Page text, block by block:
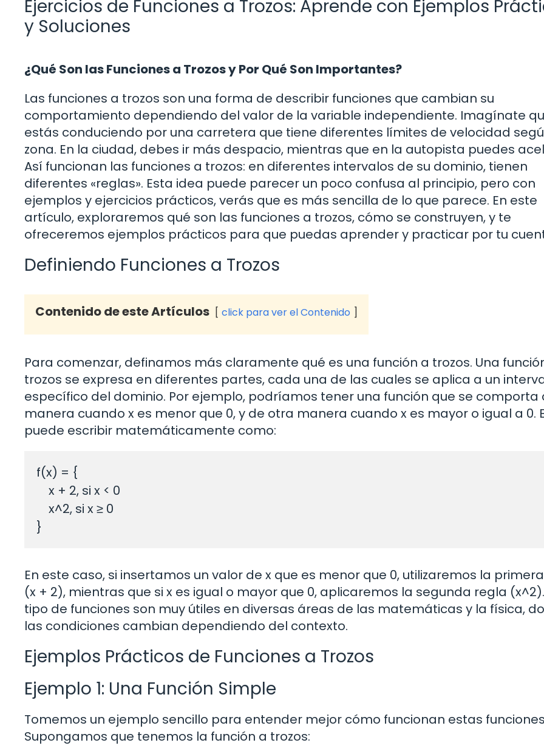
Ejercicios de Funciones a Trozos: Aprende con Ejemplos
y Soluciones
¿Qué Son las Funciones a Trozos y Por Qué Son Importantes?
Las funciones a trozos son una forma de describir funciones que cambian su
comportamiento dependiendo del valor de la variable independiente. Imagínate
estás conduciendo por una carretera que tiene diferentes límites de velocidad
zona. En la ciudad, debes ir más despacio, mientras que en la autopista puedes
Así funcionan las funciones a trozos: en diferentes intervalos de su dominio, tienen
diferentes «reglas». Esta idea puede parecer un poco confusa al principio, pero con
ejemplos y ejercicios prácticos, verás que es más sencilla de lo que parece. En este
artículo, exploraremos qué son las funciones a trozos, cómo se construyen, y te
ofreceremos ejemplos prácticos para que puedas aprender y practicar por tu
Definiendo Funciones a Trozos
Contenido de este Artículos click para ver el Contenido
Para comenzar, definamos más claramente qué es una función a trozos. Una
trozos se expresa en diferentes partes, cada una de las cuales se aplica a un
específico del dominio. Por ejemplo, podríamos tener una función que se comporta
manera cuando x es menor que 0, y de otra manera cuando x es mayor o igual a 0.
puede escribir matemáticamente como:
f(x) = {
    x + 2, si x < 0
    x^2, si x ≥ 0
En este caso, si insertamos un valor de x que es menor que 0, utilizaremos la
(x + 2), mientras que si x es igual o mayor que 0, aplicaremos la segunda regla
tipo de funciones son muy útiles en diversas áreas de las matemáticas y la física,
las condiciones cambian dependiendo del contexto.
Ejemplos Prácticos de Funciones a Trozos
Ejemplo 1: Una Función Simple
Tomemos un ejemplo sencillo para entender mejor cómo funcionan estas
Supongamos que tenemos la función a trozos: